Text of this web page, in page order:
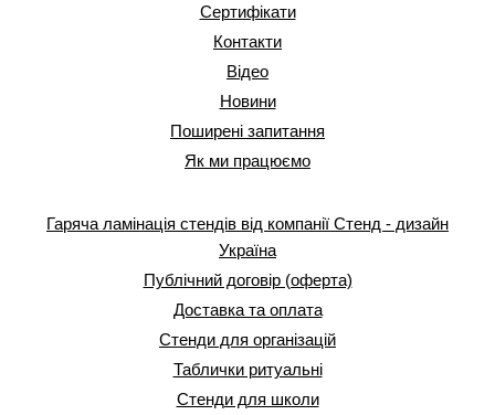
Сертифікати
Контакти
Відео
Новини
Поширені запитання
Як ми працюємо
Гаряча ламінація стендів від компанії Стенд - дизайн
Україна
Публічний договір (оферта)
Доставка та оплата
Стенди для організацій
Таблички ритуальні
Стенди для школи